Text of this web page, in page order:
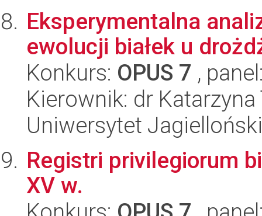
Eksperymentalna
ewolucji białek u
Konkurs: OPUS 7 ,
Kierownik: dr Katarzyna
Uniwersytet
Registri privilegiorum
XV w.